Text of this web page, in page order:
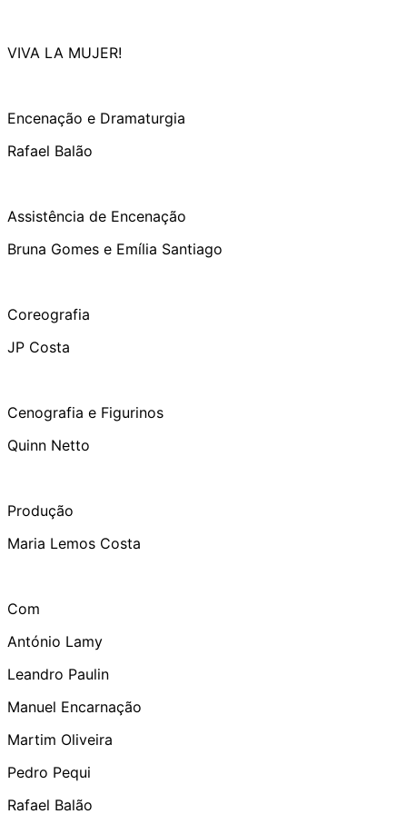
VIVA LA MUJER!
Encenação e Dramaturgia
Rafael Balão
Assistência de Encenação
Bruna Gomes e Emília Santiago
Coreografia
JP Costa
Cenografia e Figurinos
Quinn Netto
Produção
Maria Lemos Costa
Com
António Lamy
Leandro Paulin
Manuel Encarnação
Martim Oliveira
Pedro Pequi
Rafael Balão